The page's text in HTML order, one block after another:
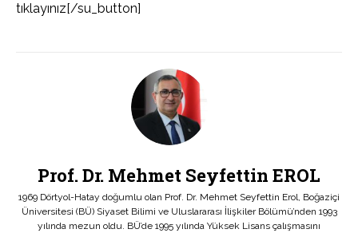
tıklayınız[/su_button]
Prof. Dr. Mehmet Seyfettin EROL
1969 Dörtyol-Hatay doğumlu olan Prof. Dr. Mehmet Seyfettin Erol, Boğaziçi
Üniversitesi (BÜ) Siyaset Bilimi ve Uluslararası İlişkiler Bölümü’nden 1993
yılında mezun oldu. BÜ’de 1995 yılında Yüksek Lisans çalışmasını